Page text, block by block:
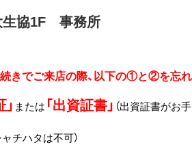
生協1F 事務所
きでご来店の際、以下の①と②を忘れ
または 「出資証書」 （出資証書がお
ャチハタは不可）